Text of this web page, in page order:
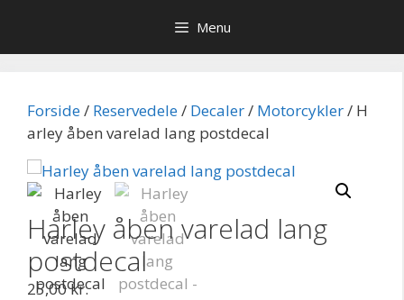
indhold
Menu
Forside/ Reservedele/ Decaler/ Motorcykler/ H
arley åben varelad lang postdecal
Harley åben varelad lang
postdecal
25,00kr.